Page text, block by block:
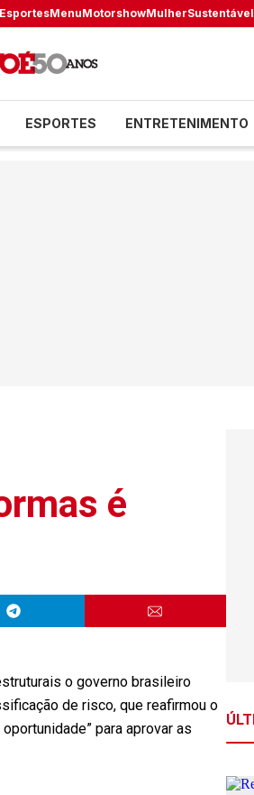
EsportesMenuMotorshowMulherSustentável
ESPORTES ENTRETENIMENTO
é
o governo brasileiro
de risco, que reafirmou o
para aprovar as